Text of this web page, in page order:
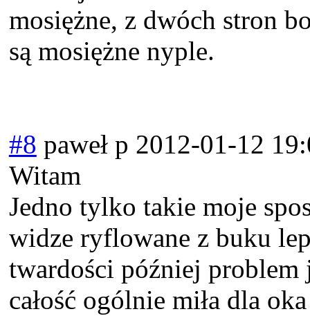
mosiężne, z dwóch stron
są mosiężne nyple.
#8 paweł p 2012-01-12
Witam
Jedno tylko takie moje
widze ryflowane z buku
twardości później
całość ogólnie miła dla oka